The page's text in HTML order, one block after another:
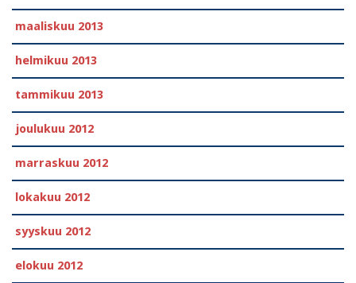
maaliskuu 2013
helmikuu 2013
tammikuu 2013
joulukuu 2012
marraskuu 2012
lokakuu 2012
syyskuu 2012
elokuu 2012